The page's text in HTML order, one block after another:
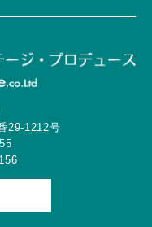
29-1212号